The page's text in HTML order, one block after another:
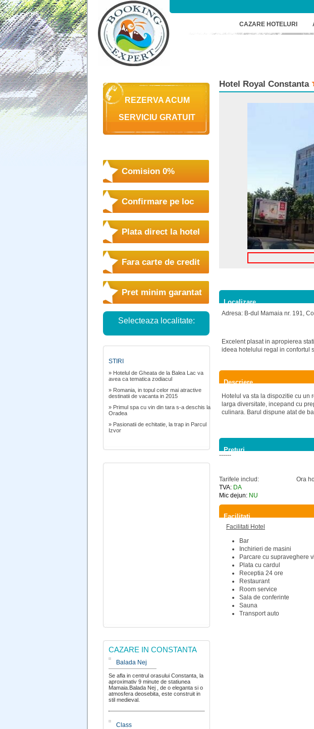
CAZARE HOTELURI
REZERVA ACUM
SERVICIU GRATUIT
Comision 0%
Confirmare pe loc
Plata direct la hotel
Fara carte de credit
Pret minim garantat
Selecteaza localitate:
STIRI
» Hotelul de Gheata de la Balea Lac va
avea ca tematica zodiacul
» Romania, in topul celor mai atractive
destinatii de vacanta in 2015
» Primul spa cu vin din tara s-a deschis la
Oradea
» Pasionatii de echitatie, la trap in Parcul
Izvor
CAZARE IN CONSTANTA
Balada Nej
Se afla in centrul orasului Constanta, la
aproximativ 9 minute de statiunea
Mamaia.Balada Nej , de o eleganta si o
atmosfera deosebita, este construit in
stil medieval.
Class
Hotel Royal Constanta
Localizare
Adresa: B-dul Mamaia nr. 191,
Excelent plasat in apropierea
ideea hotelului regal in confortul
Descriere
Hotelul va sta la dispozitie cu un
larga diversitate, incepand cu
culinara. Barul dispune atat de
Preturi
------
Tarifele includ:
TVA: DA
Mic dejun: NU
Ora
Facilitati
Facilitati Hotel
Bar
Inchirieri de masini
Parcare cu supraveghere
Plata cu cardul
Receptia 24 ore
Restaurant
Room service
Sala de conferinte
Sauna
Transport auto